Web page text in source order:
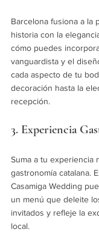
Barcelona fusiona a la
historia con la
cómo puedes
vanguardista y el
cada aspecto de tu
decoración hasta la
recepción.
3. Experiencia
Suma a tu experiencia
gastronomía catalana.
Casamiga Wedding
un menú que deleite
invitados y refleje la
local.